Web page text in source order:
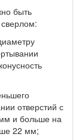
быть
отверстий с
и больше на
22 мм;